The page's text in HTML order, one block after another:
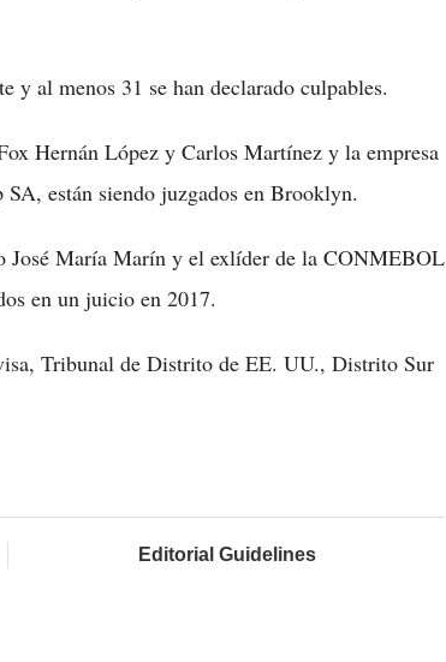
y al menos 31 se han declarado culpables.
Hernán López y Carlos Martínez y la empresa
están siendo juzgados en Brooklyn.
José María Marín y el exlíder de la CONMEBOL
en un juicio en 2017.
Tribunal de Distrito de EE. UU., Distrito Sur
Editorial Guidelines